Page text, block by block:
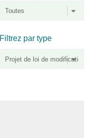
Filtrez par type